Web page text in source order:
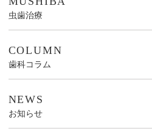
虫歯治療
COLUMN
歯科コラム
NEWS
お知らせ